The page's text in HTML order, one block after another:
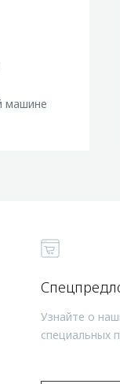
машине
Узнайте о
специальных